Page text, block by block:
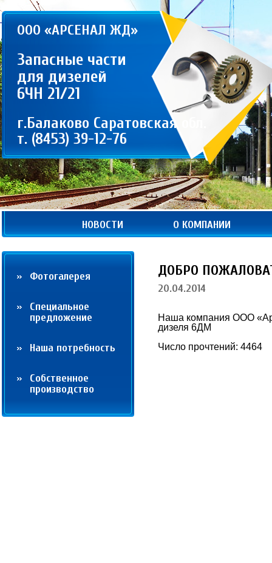
ООО «АРСЕНАЛ ЖД»
Запасные части
для дизелей
6ЧН 21/21
г.Балаково Саратовская обл.
т. (8453) 39-12-76
НОВОСТИ О КОМПАНИИ
Фотогалерея
Cпециальное
предложение
Наша потребность
Собственное
производство
ДОБРО
20.04.2014
Наша компания ООО
дизеля 6ДМ
Число прочтений: 4464